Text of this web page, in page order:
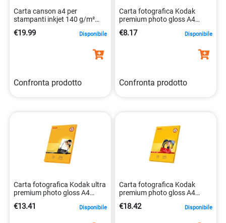
Carta canson a4 per
stampanti inkjet 140 g/m²
3148955674802
€19.99 Disponibile
Confronta prodotto
Carta fotografica Kodak
premium photo gloss A4
€8.17 Disponibile
Confronta prodotto
Carta fotografica Kodak ultra
premium photo gloss A4
€13.41 Disponibile
Carta fotografica Kodak
premium photo gloss A4
€18.42 Disponibile